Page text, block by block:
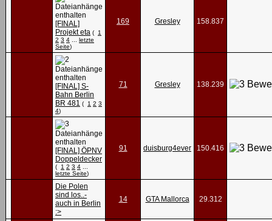
[FINAL]
Projekt eta (
1
2 3 4
letzte
Seite)
169 Gresley 158.837
[FINAL] S-
Bahn Berlin
BR 481 ( 1 2 3
4)
71 Gresley 138.239
[FINAL] ÖPNV
Doppeldecker
( 1 2 3 4
letzte Seite)
91 duisburg4ever 150.416
Die Polen
sind los..-
auch in Berlin
:>
14 GTA Mallorca 29.312